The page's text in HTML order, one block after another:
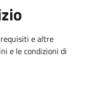
e altre
e le condizioni di